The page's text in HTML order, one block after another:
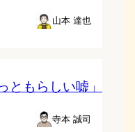
山本 達也
もらしい嘘」
寺本 誠司